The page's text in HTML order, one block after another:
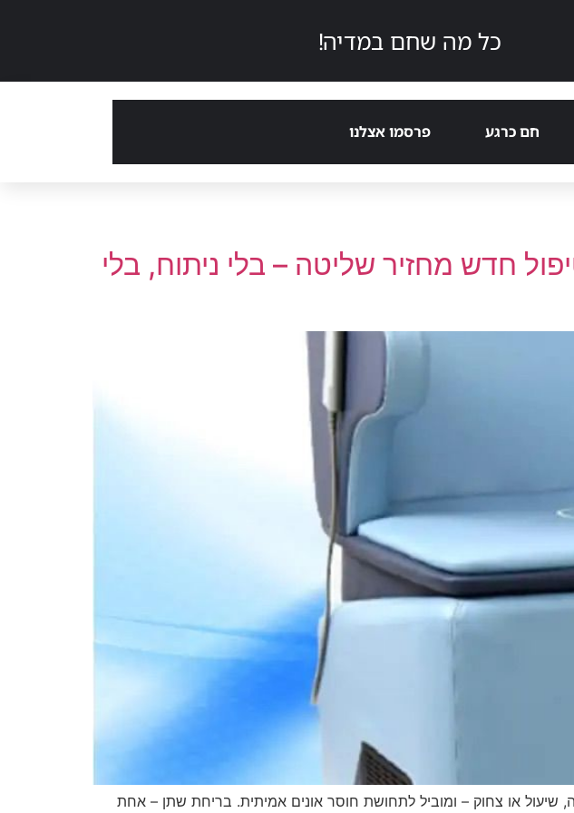
כל מה שחם במדיה!
חם כרגע פרסמו אצלנו
חדש מחזיר שליטה – בלי ניתוח, בלי
או צחוק – ומוביל לתחושת חוסר אונים אמיתית. בריחת שתן – אחת